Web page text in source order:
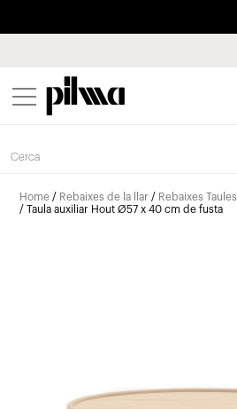
pilma
Home / Rebaixes de la llar / Rebaixes Taules
/ Taula auxiliar Hout Ø57 x 40 cm de fusta